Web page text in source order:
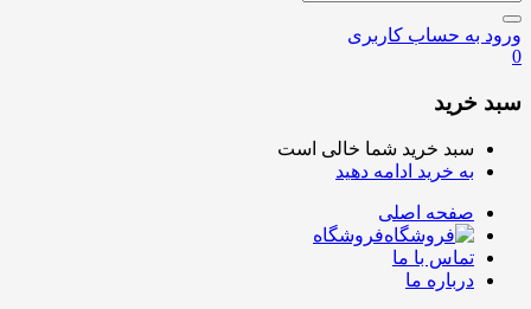
ورود به حساب کاربری
0
سبد خرید
سبد خرید شما خالی است
به خرید ادامه دهید
صفحه اصلی
فروشگاه
تماس با ما
درباره ما